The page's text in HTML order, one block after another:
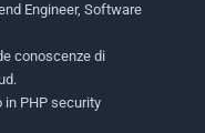
Engineer, Software
conoscenze di
in PHP security